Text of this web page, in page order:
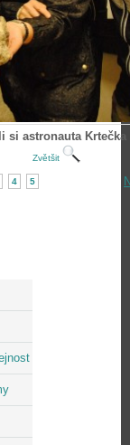
si astronauta Krtečka
Zvětšit
4 5